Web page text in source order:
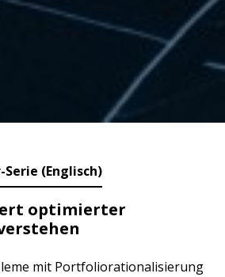
(Englisch)
optimierter
mit Portfoliorationalisierung